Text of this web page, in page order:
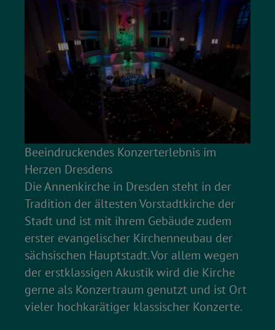
Beeindruckendes Konzerterlebnis im
Herzen Dresdens
Die Annenkirche in Dresden steht in der
Tradition der ältesten Vorstadtkirche der
Stadt und ist mit ihrem Gebäude zudem
erster evangelischer Kirchenneubau der
sächsischen Hauptstadt. Vor allem wegen
der erstklassigen Akustik wird die Kirche
gerne als Konzertraum genutzt und ist Ort
vieler hochkarätiger klassischer Konzerte.